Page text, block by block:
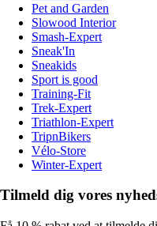
Pet and Garden
Slowood Interior
Smash-Expert
Sneak'In
Sneakids
Sport is good
Training-Fit
Trek-Expert
Triathlon-Expert
TripnBikers
Vélo-Store
Winter-Expert
Tilmeld dig vores